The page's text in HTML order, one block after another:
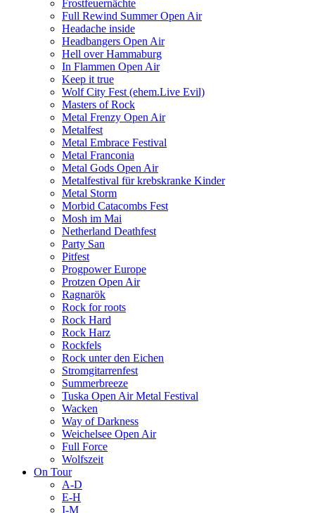
Frostfeuernächte
Full Rewind Summer Open Air
Headache inside
Headbangers Open Air
Hell over Hammaburg
In Flammen Open Air
Keep it true
Wolf City Fest (ehem.Live Evil)
Masters of Rock
Metal Frenzy Open Air
Metalfest
Metal Embrace Festival
Metal Franconia
Metal Gods Open Air
Metalfestival für krebskranke Kinder
Metal Storm
Morbid Catacombs Fest
Mosh im Mai
Netherland Deathfest
Party San
Pitfest
Progpower Europe
Protzen Open Air
Ragnarök
Rock for roots
Rock Hard
Rock Harz
Rockfels
Rock unter den Eichen
Stromgitarrenfest
Summerbreeze
Tuska Open Air Metal Festival
Wacken
Way of Darkness
Weichelsee Open Air
Full Force
Wolfszeit
On Tour
A-D
E-H
I-M